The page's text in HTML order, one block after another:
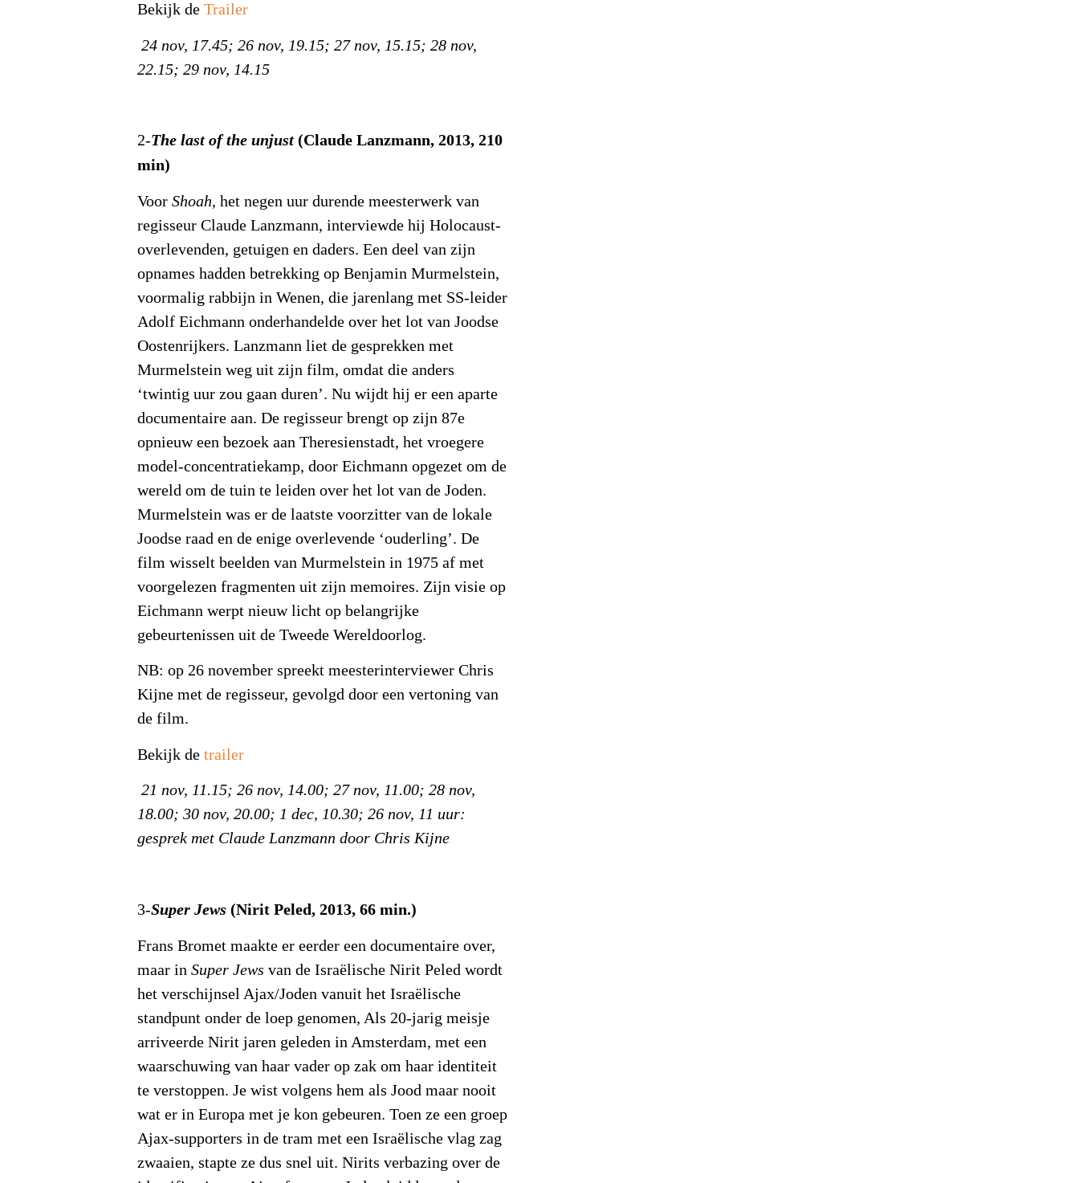
Bekijk deTrailer
24 nov, 17.45; 26 nov, 19.15; 27 nov, 15.15; 28 nov,
22.15; 29 nov, 14.15
2-The last of the unjust (Claude Lanzmann, 2013, 210
min)
VoorShoah, het negen uur durende meesterwerk van
regisseur Claude Lanzmann, interviewde hij Holocaust-
overlevenden, getuigen en daders. Een deel van zijn
opnames hadden betrekking op Benjamin Murmelstein,
voormalig rabbijn in Wenen, die jarenlang met SS-leider
Adolf Eichmann onderhandelde over het lot van Joodse
Oostenrijkers. Lanzmann liet de gesprekken met
Murmelstein weg uit zijn film, omdat die anders
‘twintig uur zou gaan duren’. Nu wijdt hij er een aparte
documentaire aan. De regisseur brengt op zijn 87e
opnieuw een bezoek aan Theresienstadt, het vroegere
model-concentratiekamp, door Eichmann opgezet om de
wereld om de tuin te leiden over het lot van de Joden.
Murmelstein was er de laatste voorzitter van de lokale
Joodse raad en de enige overlevende ‘ouderling’. De
film wisselt beelden van Murmelstein in 1975 af met
voorgelezen fragmenten uit zijn memoires. Zijn visie op
Eichmann werpt nieuw licht op belangrijke
gebeurtenissen uit de Tweede Wereldoorlog.
NB: op 26 november spreekt meesterinterviewer Chris
Kijne met de regisseur, gevolgd door een vertoning van
de film.
Bekijk de trailer
21 nov, 11.15; 26 nov, 14.00; 27 nov, 11.00; 28 nov,
18.00; 30 nov, 20.00; 1 dec, 10.30; 26 nov, 11 uur:
gesprek met Claude Lanzmann door Chris Kijne
3-Super Jews (Nirit Peled, 2013, 66 min.)
Frans Bromet maakte er eerder een documentaire over,
maar in Super Jews van de Israëlische Nirit Peled wordt
het verschijnsel Ajax/Joden vanuit het Israëlische
standpunt onder de loep genomen, Als 20-jarig meisje
arriveerde Nirit jaren geleden in Amsterdam, met een
waarschuwing van haar vader op zak om haar identiteit
te verstoppen. Je wist volgens hem als Jood maar nooit
wat er in Europa met je kon gebeuren. Toen ze een groep
Ajax-supporters in de tram met een Israëlische vlag zag
zwaaien, stapte ze dus snel uit. Nirits verbazing over de